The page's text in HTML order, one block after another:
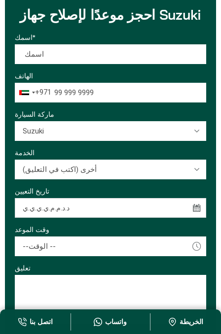
احجز موعدًا لإصلاح جهاز Suzuki
اسمك*
الهاتف
+971
ماركة السيارة
Suzuki
الخدمة
أخرى (اكتب في التعليق)
تاريخ التعيين
وقت الموعد
--الوقت --
تعليق
اتصل بنا واتساب الخريطة